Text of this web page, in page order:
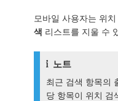
모바일 사용자는 위
색 리스트를 지울 수
노트
최근 검색 항목의
당 항목이 위치 검